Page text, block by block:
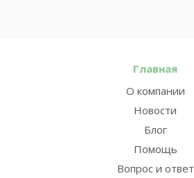
Главная
О компании
Новости
Блог
Помощь
Вопрос и ответ